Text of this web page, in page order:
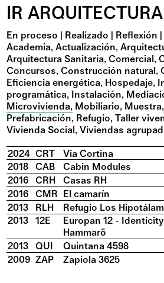
IR ARQUITECTURA
En proceso | Realizado | Reflexión |
Academia Actualización
Arquitectura Sanitaria Comercial
Concursos Construcción natural
Eficiencia energética Hospedaje
programática Instalación
Microvivienda Mobiliario Muestra
Prefabricación Refugio Taller
Vivienda Social Viviendas
2024 CRT Via Cortina
2018
CAB Cabin Modules
2016
CRH Casas RH
2016
CMR El camarín
2013
RLH Refugio Los
2013
12E
Europan 12 - Identicity
Hammarö
2013 QUI Quintana 4598
2009 ZAP Zapiola 3625